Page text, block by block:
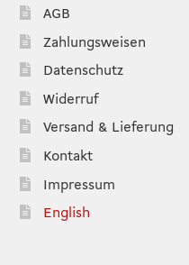
AGB
Zahlungsweisen
Datenschutz
Widerruf
Versand & Lieferung
Kontakt
Impressum
English